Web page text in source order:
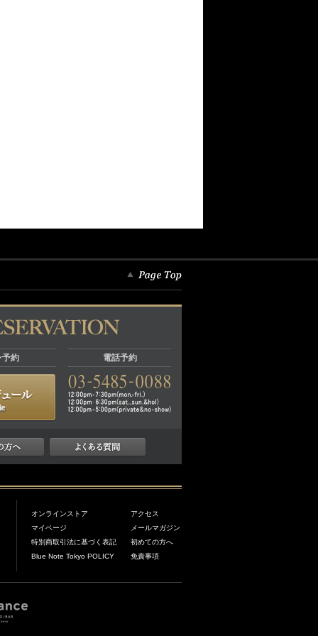
予約 電話予約
オンラインストア
マイページ
特別商取引法に基づく表記
Blue Note Tokyo POLICY
アクセス
メールマガジン
初めての方へ
免責事項